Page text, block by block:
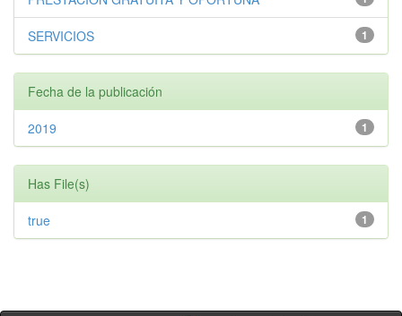
1
SERVICIOS
Fecha de la publicación
1
2019
Has File(s)
1
true